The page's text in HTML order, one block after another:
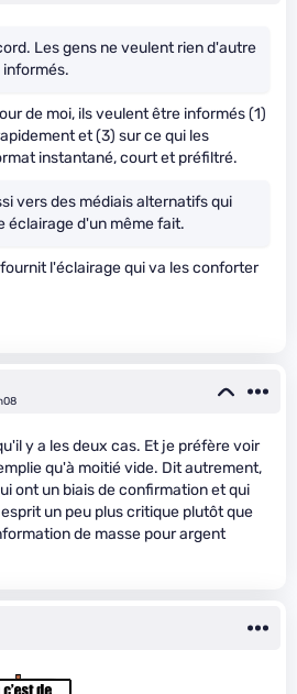
Les gens ne veulent rien d'autre
informés.
de moi, ils veulent être informés (1)
et (3) sur ce qui les
instantané, court et préfiltré.
vers des médiais alternatifs qui
éclairage d'un même fait.
l'éclairage qui va les conforter
y a les deux cas. Et je préfère voir
qu'à moitié vide. Dit autrement,
ont un biais de confirmation et qui
un peu plus critique plutôt que
de masse pour argent